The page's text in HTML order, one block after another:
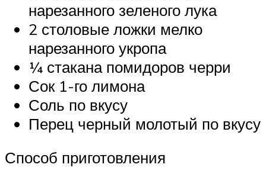
нарезанного зеленого лука
2 столовые ложки мелко
нарезанного укропа
¼ стакана помидоров черри
Сок 1-го лимона
Соль по вкусу
Перец черный молотый по вкусу
Способ приготовления